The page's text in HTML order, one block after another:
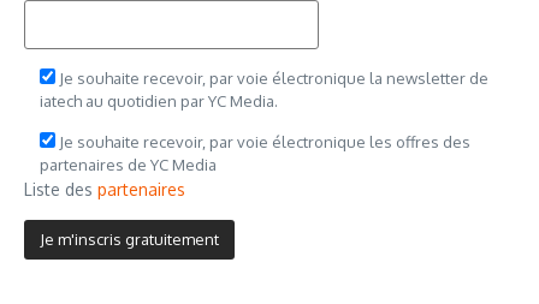
Je souhaite recevoir, par voie électronique la newsletter de
iatech au quotidien par YC Media.
Je souhaite recevoir, par voie électronique les offres des
partenaires de YC Media
Liste des partenaires